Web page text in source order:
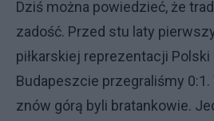
Dziś można powiedzieć, że
zadość. Przed stu laty
piłkarskiej reprezentacji Polski
Budapeszcie przegraliśmy 0:1.
znów górą byli bratankowie.